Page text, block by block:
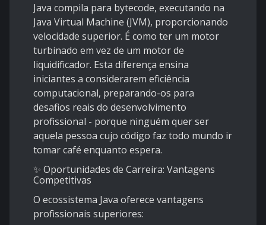
Java compila para bytecode, executando na
Java Virtual Machine (JVM), proporcionando
velocidade superior. É como ter um motor
turbinado em vez de um motor de
liquidificador. Esta diferença ensina
iniciantes a considerarem eficiência
computacional, preparando-os para
desafios reais do desenvolvimento
profissional - porque ninguém quer ser
aquela pessoa cujo código faz todo mundo ir
tomar café enquanto espera.
✨ Oportunidades de Carreira: Vantagens
Competitivas
O ecossistema Java oferece vantagens
profissionais superiores: